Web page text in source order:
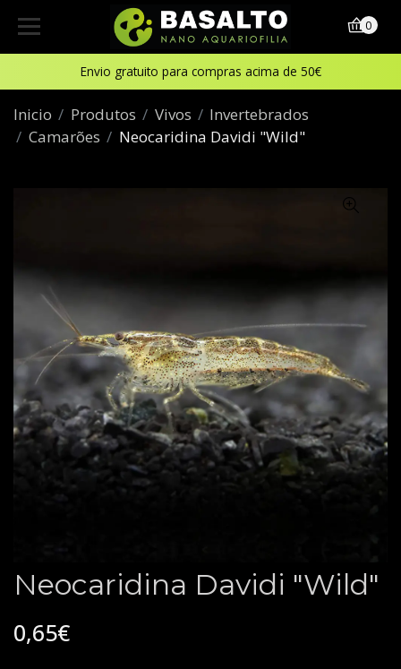
Envio gratuito para compras acima de 50€
0
Inicio Produtos Vivos
Invertebrados
Camarões
Neocaridina Davidi "Wild"
Neocaridina Davidi "Wild"
0,65€